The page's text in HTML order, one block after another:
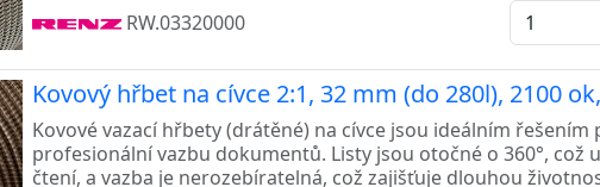
RW.03320000
Kovový hřbet na cívce 2:1, 32 mm (do 280l), 2100
Kovové vazací hřbety (drátěné) na cívce jsou ideálním řešením
profesionální vazbu dokumentů. Listy jsou otočné o 360°, což
čtení, a vazba je nerozebíratelná, což zajišťuje dlouhou